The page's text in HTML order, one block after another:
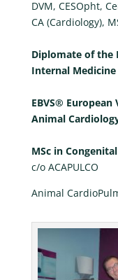
DVM, CESOpht,
CA (Cardiology),
Diplomate of the
Internal Medicine
EBVS®
Animal
MSc in
c/o ACAPULCO
Animal